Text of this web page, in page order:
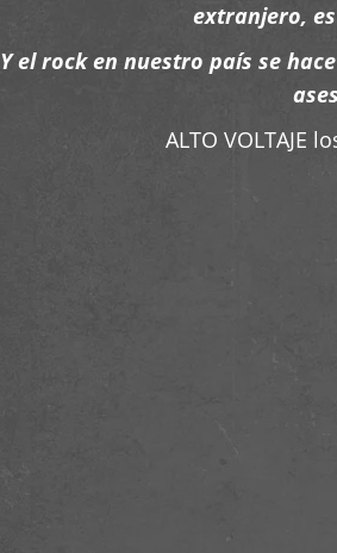
extranjero,
Y el rock en nuestro país se
ALTO VOLTAJE